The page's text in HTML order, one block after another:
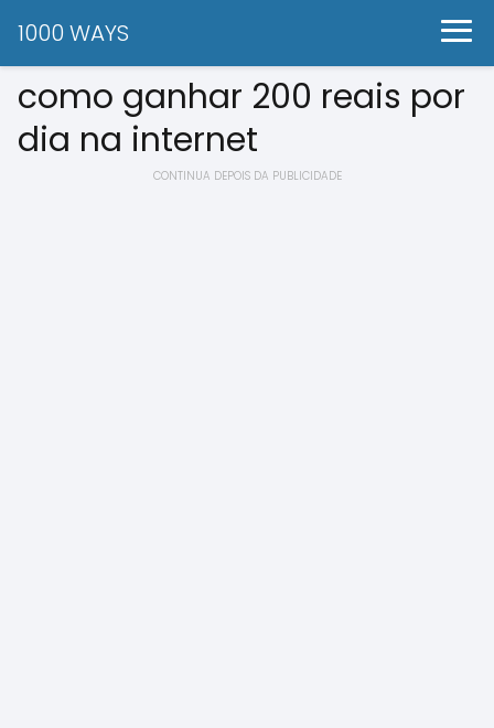
1000 WAYS
como ganhar 200 reais por
dia na internet
CONTINUA DEPOIS DA PUBLICIDADE